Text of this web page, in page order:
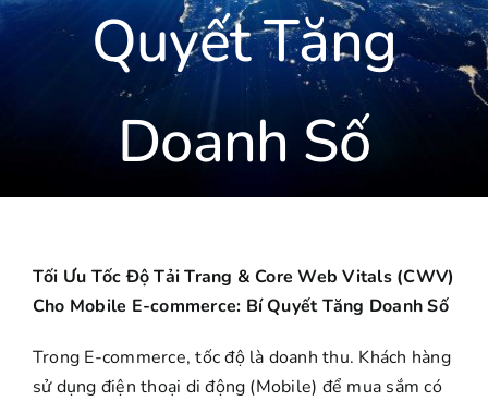
Quyết Tăng
Doanh Số
Tối Ưu Tốc Độ Tải Trang & Core Web Vitals (CWV)
Cho Mobile E-commerce: Bí Quyết Tăng Doanh Số
Trong E-commerce, tốc độ là doanh thu. Khách hàng
sử dụng điện thoại di động (Mobile) để mua sắm có